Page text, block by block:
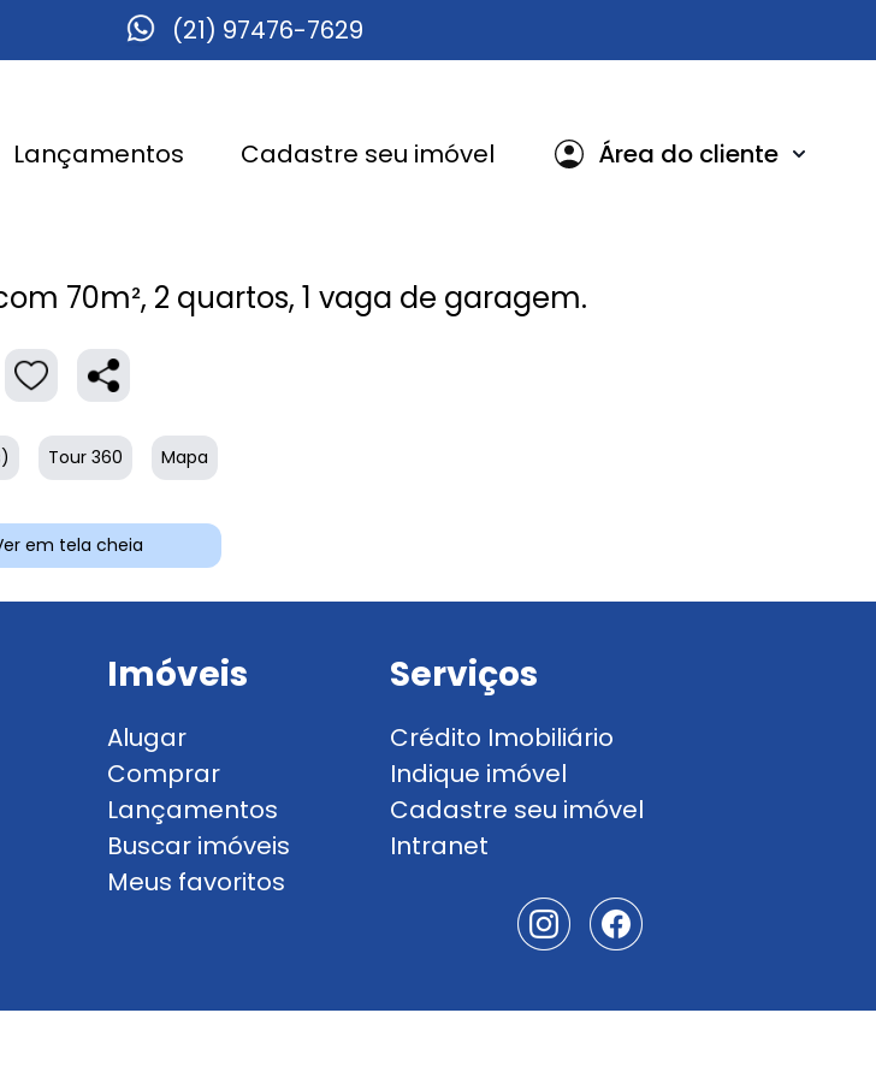
(21) 97476-7629
Lançamentos Cadastre seu imóvel Área do cliente
70m², 2 quartos, 1 vaga de garagem.
Tour 360 Mapa
em tela cheia
Imóveis
Alugar
Comprar
Lançamentos
Buscar imóveis
Meus favoritos
Serviços
Crédito Imobiliário
Indique imóvel
Cadastre seu imóvel
Intranet